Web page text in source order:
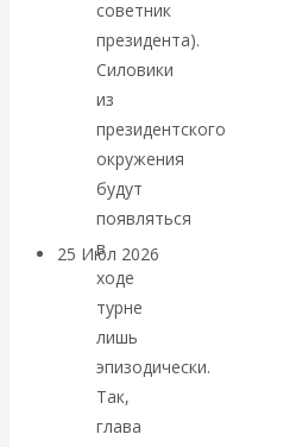
ДЕНЕГ»: КИТАЙ
ВЕДЁТ БОРЬБУ
25 Июл 2026
Валентин
КАтасонов.
советник
президента).
Силовики
из
президентского
окружения
будут
появляться
в
ходе
турне
лишь
эпизодически.
Так,
глава